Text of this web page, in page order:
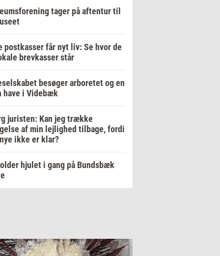
tager på aftentur til
postkasser får nyt liv: Se hvor de
brevkasser står
besøger arboretet og en
have i Videbæk
juristen: Kan jeg trække
af min lejlighed tilbage, fordi
ikke er klar?
hjulet i gang på Bundsbæk